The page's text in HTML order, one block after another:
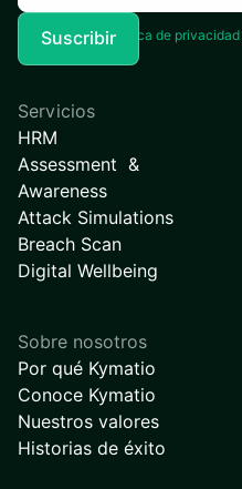
Acepto laPolítica de privacidad
Servicios
HRM
Assessment &
Awareness
Attack Simulations
Breach Scan
Digital Wellbeing
Sobre nosotros
Por qué Kymatio
Conoce Kymatio
Nuestros valores
Historias de éxito